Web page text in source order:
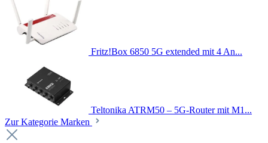
Fritz!Box 6850 5G extended mit 4 An...
Teltonika ATRM50 – 5G-Router mit M1...
Zur Kategorie Marken